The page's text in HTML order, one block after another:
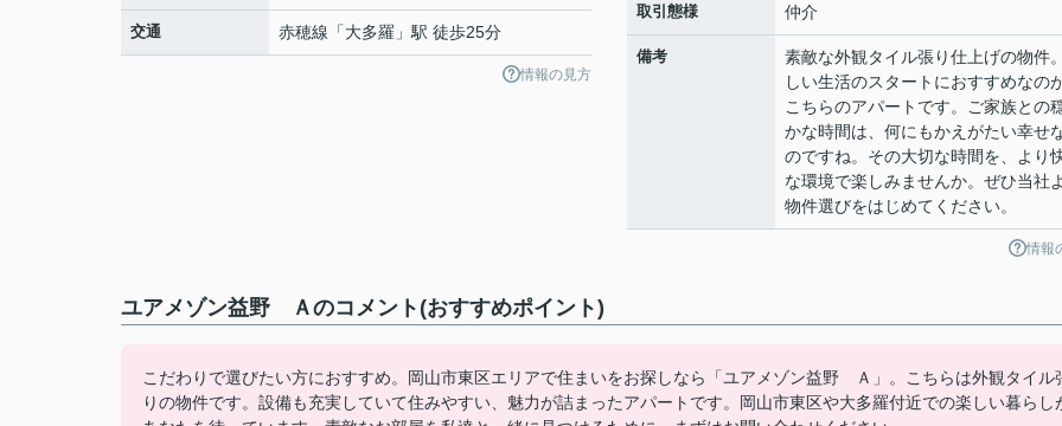
交通 赤穂線 「大多羅 」駅 徒歩25分
情報の見方
取引態様 仲介
備考
素敵な外観タイル張り仕上げの物件
しい生活のスタートにおすすめなの
こちらのアパートです。ご家族との
かな時間は、何にもかえがたい幸せ
のですね。その大切な時間を、より
な環境で楽しみませんか。ぜひ当社
物件選びをはじめてください。
情報
ユアメゾン益野 Ａのコメント(おすすめポイント)
こだわりで選びたい方におすすめ。岡山市東区エリアで住まいをお探しなら「ユアメゾン益野 Ａ」。こちらは外観タイル
りの物件です。設備も充実していて住みやすい、魅力が詰まったアパートです。岡山市東区や大多羅付近での楽しい暮らし